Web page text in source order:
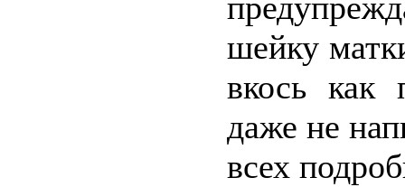
шейку
вкось как
даже не
всех